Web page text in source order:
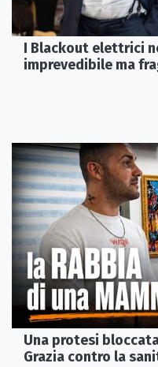
I Blackout elettrici
imprevedibile ma
Una protesi
Grazia contro la